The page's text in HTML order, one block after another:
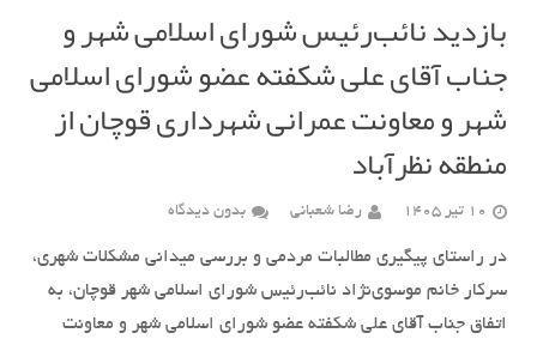
بازدید نائب‌رئیس شورای اسلامی شهر و
جناب آقای علی شکفته عضو شورای اسلامی
شهر و معاونت عمرانی شهرداری قوچان از
منطقه نظرآباد
10 تیر 1405 رضا شعبانی بدون دیدگاه
در راستای پیگیری مطالبات مردمی و بررسی میدانی مشکلات شهری،
سرکار خانم موسوی‌نژاد نائب‌رئیس شورای اسلامی شهر قوچان، به
اتفاق جناب آقای علی شکفته عضو شورای اسلامی شهر و معاونت